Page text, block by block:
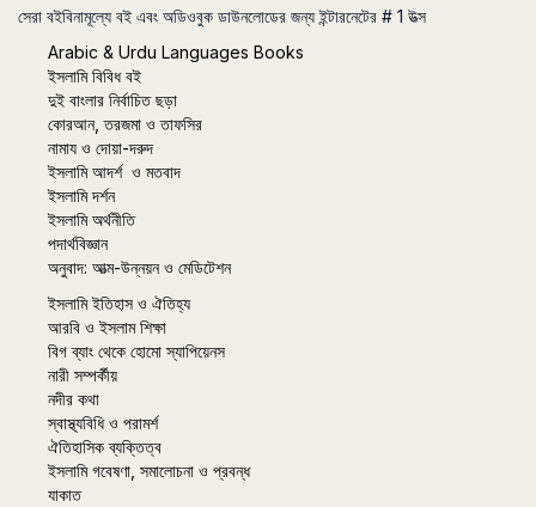
সেরা বইবিনামূল্যে বই এবং অডিওবুক ডাউনলোডের জন্য ইন্টারনেটের # 1 উত্স
Arabic & Urdu Languages Books
ইসলামি বিবিধ বই
দুই বাংলার নির্বাচিত ছড়া
কোরআন, তরজমা ও তাফসির
নামায ও দোয়া-দরুদ
ইসলামি আদর্শ ও মতবাদ
ইসলামি দর্শন
ইসলামি অর্থনীতি
পদার্থবিজ্ঞান
অনুবাদ: আত্ম-উন্নয়ন ও মেডিটেশন
ইসলামি ইতিহাস ও ঐতিহ্য
আরবি ও ইসলাম শিক্ষা
বিগ ব্যাং থেকে হোমো স্যাপিয়েনস
নারী সম্পর্কীয়
নদীর কথা
স্বাস্থ্যবিধি ও পরামর্শ
ঐতিহাসিক ব্যক্তিত্ব
ইসলামি গবেষণা, সমালোচনা ও প্রবন্ধ
যাকাত